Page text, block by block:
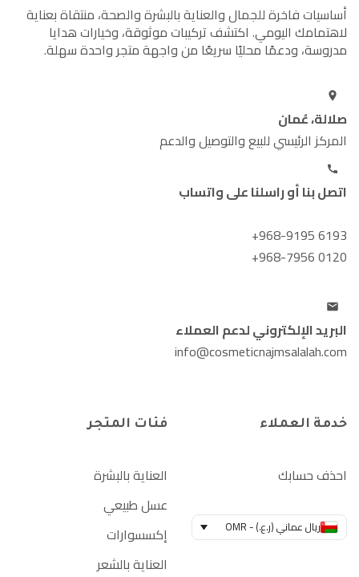
أساسيات فاخرة للجمال والعناية بالبشرة والصحة، منتقاة بعناية
لاهتمامك اليومي. اكتشف تركيبات موثوقة، وخيارات هدايا
مدروسة، ودعمًا محليًا سريعًا من واجهة متجر واحدة سهلة.
صلالة، عُمان
المركز الرئيسي للبيع والتوصيل والدعم
اتصل بنا أو راسلنا على واتساب
+968-9195 6193
+968-7956 0120
البريد الإلكتروني لدعم العملاء
info@cosmeticnajmsalalah.com
خدمة العملاء
احذف حسابك
ريال عماني (ر.ع.) - OMR
فئات المتجر
العناية بالبشرة
عسل طبيعي
إكسسوارات
العناية بالشعر